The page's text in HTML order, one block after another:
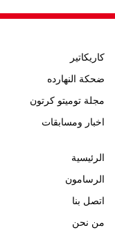
كاريكاتير
ضحكة النهارده
مجلة توميتو كرتون
اخبار ومسابقات
الرئيسية
الرسامون
اتصل بنا
من نحن